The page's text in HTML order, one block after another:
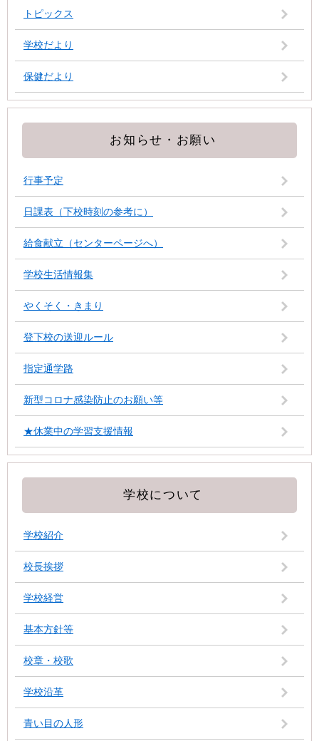
トピックス
学校だより
保健だより
お知らせ・お願い
行事予定
日課表（下校時刻の参考に）
給食献立（センターページへ）
学校生活情報集
やくそく・きまり
登下校の送迎ルール
指定通学路
新型コロナ感染防止のお願い等
★休業中の学習支援情報
学校について
学校紹介
校長挨拶
学校経営
基本方針等
校章・校歌
学校沿革
青い目の人形